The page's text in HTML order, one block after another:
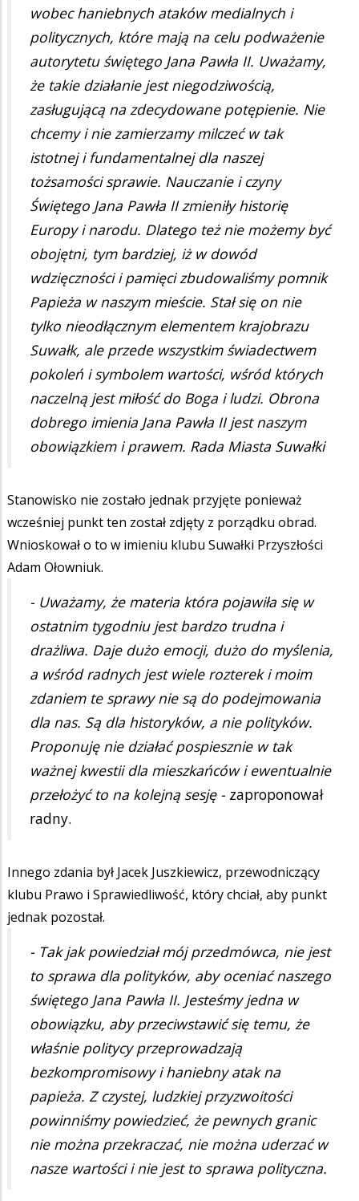
wobec haniebnych ataków medialnych i
politycznych, które mają na celu podważenie
autorytetu świętego Jana Pawła II. Uważamy,
że takie działanie jest niegodziwością,
zasługującą na zdecydowane potępienie. Nie
chcemy i nie zamierzamy milczeć w tak
istotnej i fundamentalnej dla naszej
tożsamości sprawie. Nauczanie i czyny
Świętego Jana Pawła II zmieniły historię
Europy i narodu. Dlatego też nie możemy być
obojętni, tym bardziej, iż w dowód
wdzięczności i pamięci zbudowaliśmy pomnik
Papieża w naszym mieście. Stał się on nie
tylko nieodłącznym elementem krajobrazu
Suwałk, ale przede wszystkim świadectwem
pokoleń i symbolem wartości, wśród których
naczelną jest miłość do Boga i ludzi. Obrona
dobrego imienia Jana Pawła II jest naszym
obowiązkiem i prawem. Rada Miasta Suwałki
Stanowisko nie zostało jednak przyjęte ponieważ
wcześniej punkt ten został zdjęty z porządku obrad.
Wnioskował o to w imieniu klubu Suwałki Przyszłości
Adam Ołowniuk.
- Uważamy, że materia która pojawiła się w
ostatnim tygodniu jest bardzo trudna i
drażliwa. Daje dużo emocji, dużo do myślenia,
a wśród radnych jest wiele rozterek i moim
zdaniem te sprawy nie są do podejmowania
dla nas. Są dla historyków, a nie polityków.
Proponuję nie działać pospiesznie w tak
ważnej kwestii dla mieszkańców i ewentualnie
przełożyć to na kolejną sesję - zaproponował
radny.
Innego zdania był Jacek Juszkiewicz, przewodniczący
klubu Prawo i Sprawiedliwość, który chciał, aby punkt
jednak pozostał.
- Tak jak powiedział mój przedmówca, nie jest
to sprawa dla polityków, aby oceniać naszego
świętego Jana Pawła II. Jesteśmy jedna w
obowiązku, aby przeciwstawić się temu, że
właśnie politycy przeprowadzają
bezkompromisowy i haniebny atak na
papieża. Z czystej, ludzkiej przyzwoitości
powinniśmy powiedzieć, że pewnych granic
nie można przekraczać, nie można uderzać w
nasze wartości i nie jest to sprawa polityczna.